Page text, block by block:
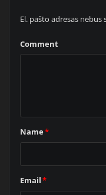
El. pašto adresas nebus
Comment
Name*
Email*